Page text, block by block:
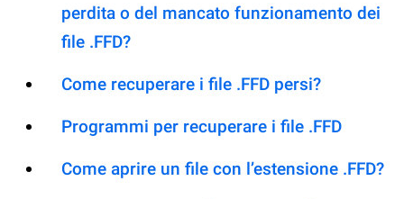
perdita o del mancato funzionamento dei
file .FFD?
Come recuperare i file .FFD persi?
Programmi per recuperare i file .FFD
Come aprire un file con l’estensione .FFD?